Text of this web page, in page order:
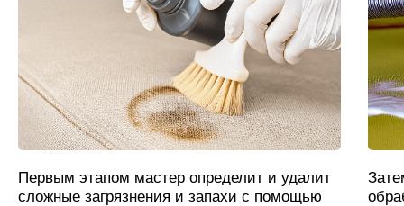
Первым этапом мастер определит и удалит
сложные загрязнения и запахи с помощью